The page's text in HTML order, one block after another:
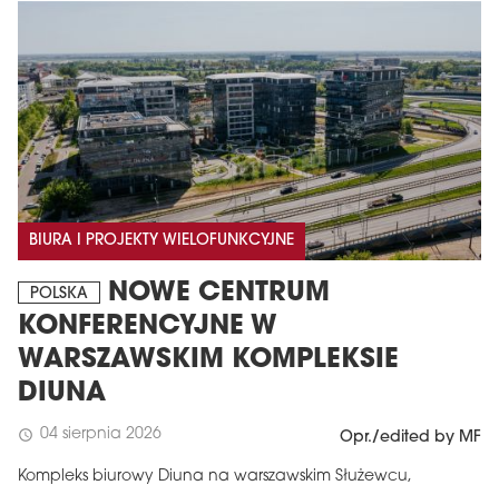
BIURA I PROJEKTY WIELOFUNKCYJNE
POLSKA
NOWE CENTRUM
KONFERENCYJNE W
WARSZAWSKIM KOMPLEKSIE
DIUNA
schedule 04 sierpnia 2026 Opr./edited by MF
Kompleks biurowy Diuna na warszawskim Służewcu,